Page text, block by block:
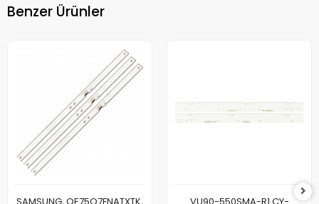
Benzer Ürünler